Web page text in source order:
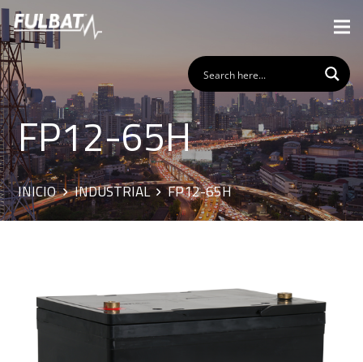
FP12-65H
INICIO INDUSTRIAL FP12-65H